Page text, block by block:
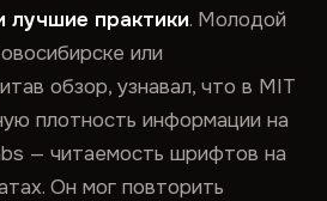
лучшие практики. Молодой
или
обзор, узнавал, что в MIT
плотность информации на
— читаемость шрифтов на
Он мог повторить